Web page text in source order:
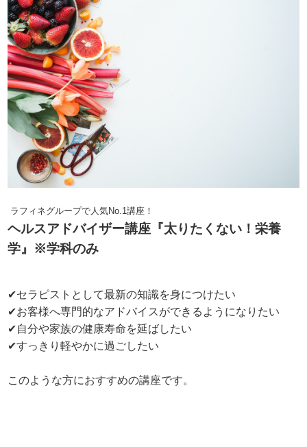
ラフィネグループで人気No.1講座！
ヘルスアドバイザー講座『太りたくない！栄養
学』※学科のみ
✔セラピストとして最新の知識を身につけたい
✔お客様へ専門的なアドバイスができるようになりたい
✔自分や家族の健康寿命を延ばしたい
✔すっきり軽やかに過ごしたい
このような方におすすめの講座です。